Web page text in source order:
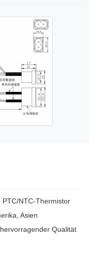
NTC-Thermistor
Asien
Qualität